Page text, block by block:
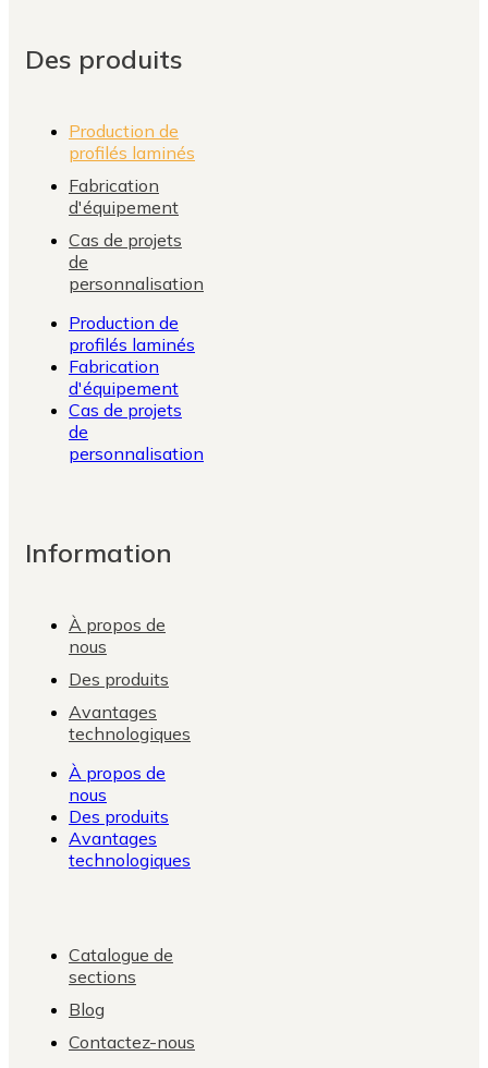
Des produits
Production de
profilés laminés
Fabrication
d'équipement
Cas de projets
de
personnalisation
Production de
profilés laminés
Fabrication
d'équipement
Cas de projets
de
personnalisation
Information
À propos de
nous
Des produits
Avantages
technologiques
À propos de
nous
Des produits
Avantages
technologiques
Catalogue de
sections
Blog
Contactez-nous